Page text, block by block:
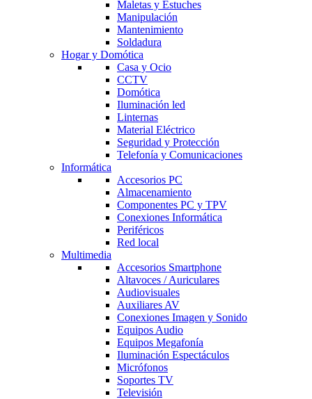
Maletas y Estuches
Manipulación
Mantenimiento
Soldadura
Hogar y Domótica
Casa y Ocio
CCTV
Domótica
Iluminación led
Linternas
Material Eléctrico
Seguridad y Protección
Telefonía y Comunicaciones
Informática
Accesorios PC
Almacenamiento
Componentes PC y TPV
Conexiones Informática
Periféricos
Red local
Multimedia
Accesorios Smartphone
Altavoces / Auriculares
Audiovisuales
Auxiliares AV
Conexiones Imagen y Sonido
Equipos Audio
Equipos Megafonía
Iluminación Espectáculos
Micrófonos
Soportes TV
Televisión